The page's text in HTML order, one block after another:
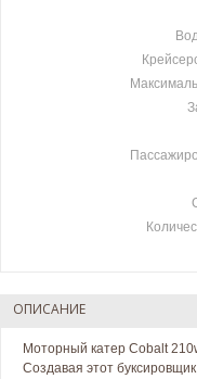
ОПИСАНИЕ
Моторный катер Cobalt
Создавая этот